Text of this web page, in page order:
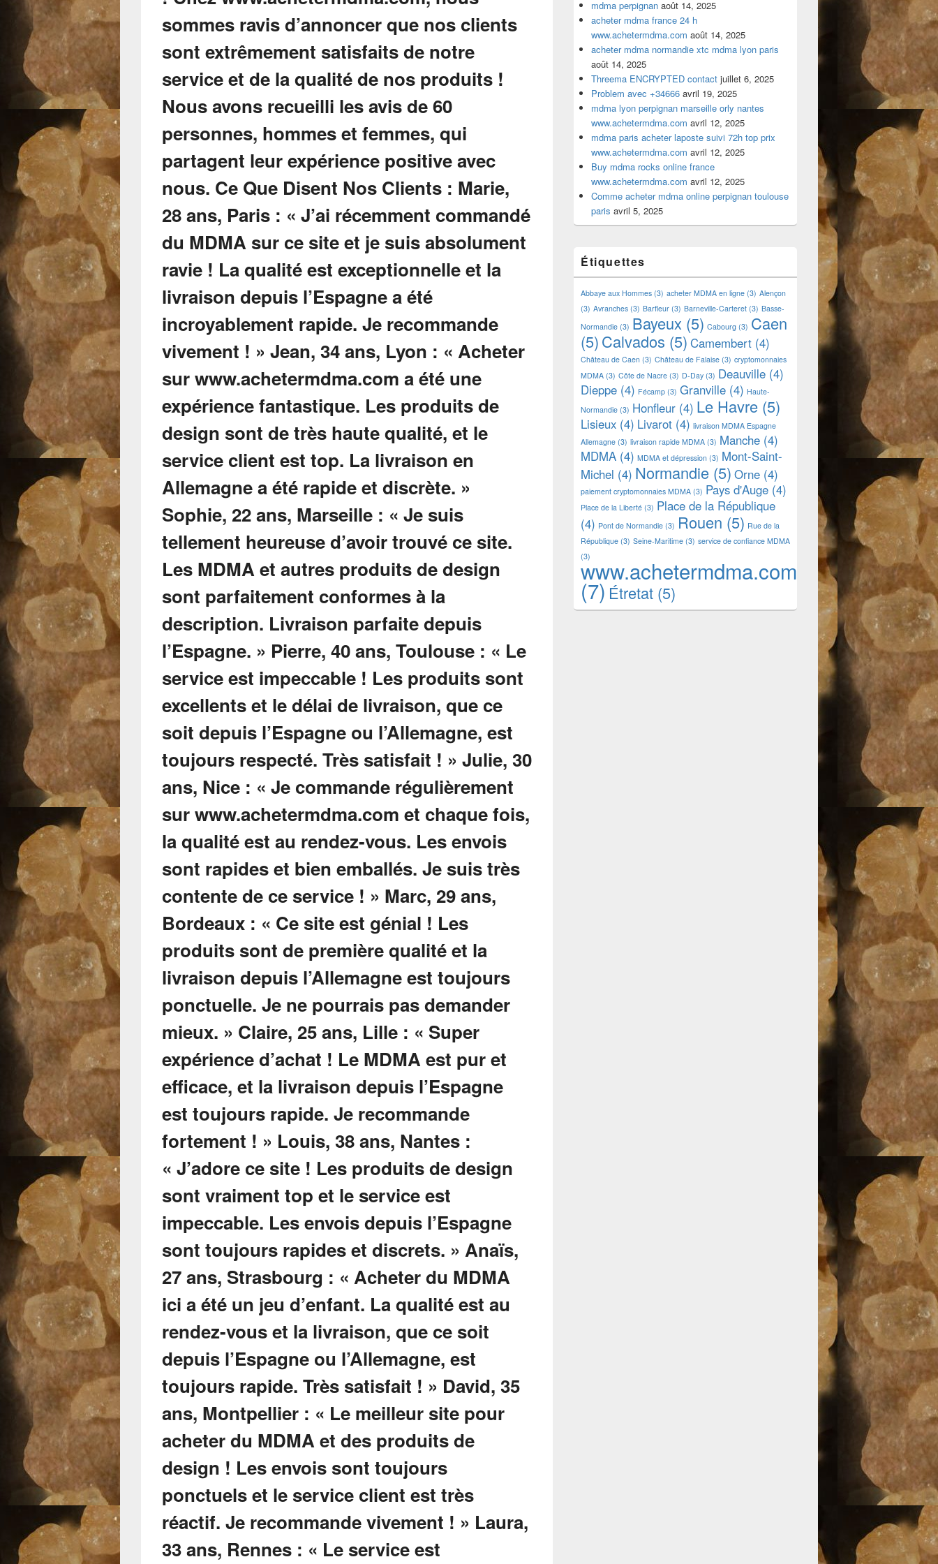
mdma perpignan août 14, 2025
acheter mdma france 24 h
www.achetermdma.com août 14, 2025
acheter mdma normandie xtc mdma lyon paris
août 14, 2025
Threema ENCRYPTED contact juillet 6, 2025
Problem avec +34666 avril 19, 2025
mdma lyon perpignan marseille orly nantes
www.achetermdma.com avril 12, 2025
mdma paris acheter laposte suivi 72h top prix
www.achetermdma.com avril 12, 2025
Buy mdma rocks online france
www.achetermdma.com avril 12, 2025
Comme acheter mdma online perpignan toulouse
paris avril 5, 2025
Étiquettes
Abbaye aux Hommes (3) acheter MDMA en ligne (3) Alençon
(3) Avranches (3) Barfleur (3) Barneville-Carteret (3) Basse-
Normandie (3) Bayeux (5) Cabourg (3) Caen
(5)Calvados (5) Camembert (4)
Château de Caen (3) Château de Falaise (3) cryptomonnaies
MDMA (3) Côte de Nacre (3) D-Day (3) Deauville (4)
Dieppe (4) Fécamp (3) Granville (4) Haute-
Normandie (3) Honfleur (4) Le Havre (5)
Lisieux (4) Livarot (4) livraison MDMA Espagne
Allemagne (3) livraison rapide MDMA (3) Manche (4)
MDMA (4) MDMA et dépression (3) Mont-Saint-
Michel (4) Normandie (5) Orne (4)
paiement cryptomonnaies MDMA (3) Pays d'Auge (4)
Place de la Liberté (3) Place de la République
(4) Pont de Normandie (3) Rouen (5) Rue de la
République (3) Seine-Maritime (3) service de confiance MDMA
(3)
www.achetermdma.com
(7)Étretat (5)